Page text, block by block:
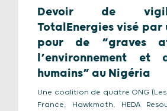
Devoir de
TotalEnergies visé par
pour de “graves
l’environnement et
humains” au Nigéria
Une coalition de quatre ONG (Les
France, Hawkmoth, HEDA